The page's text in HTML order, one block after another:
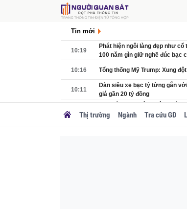
Tin mới
Phát hiện ngôi làng đẹp như
100 năm gìn giữ nghề đúc bạc
10:19
Tổng thống Mỹ Trump: Xung
10:16
Dàn siêu xe bạc tỷ từng gắn
giá gần 20 tỷ đồng
10:11
Đại biểu Quốc hội: Không để
nhưng lại phải tiếp nhiều đoàn
Cổ phiếu doanh nghiệp Nhà
Thị trường Ngành Tra cứu GD